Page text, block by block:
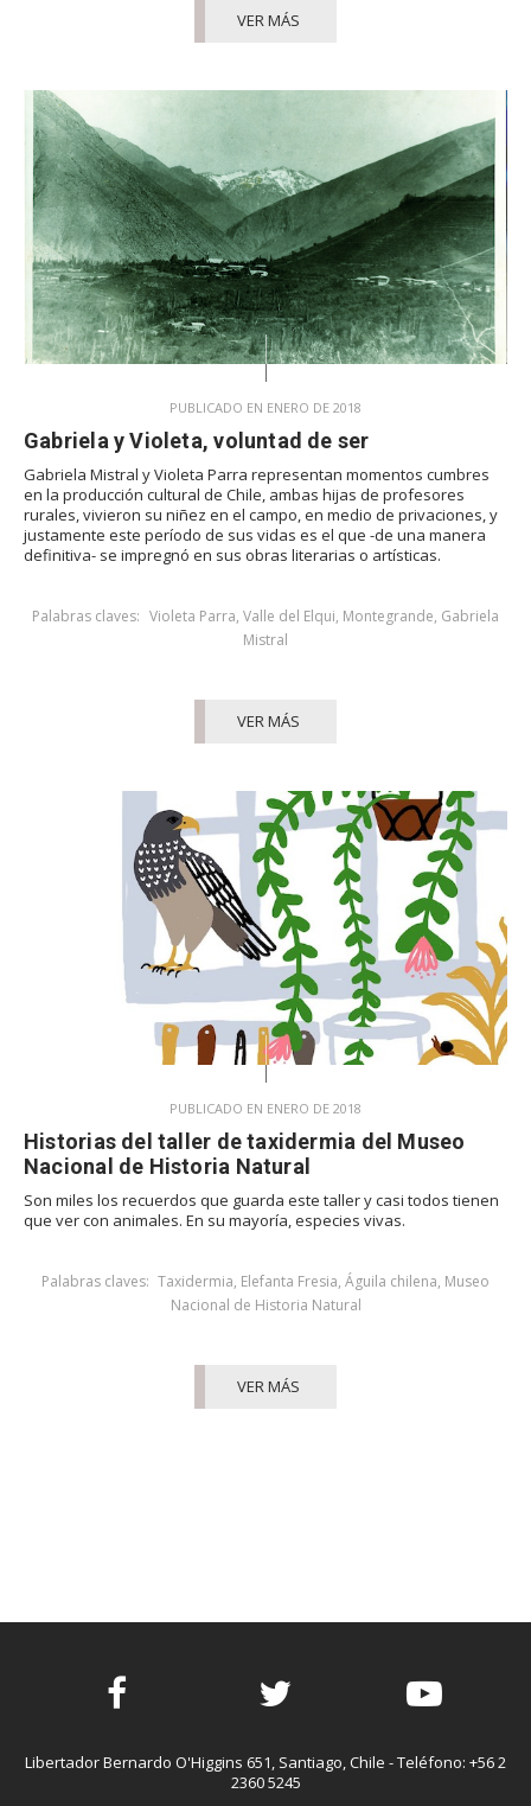
VER MÁS
PUBLICADO EN ENERO DE 2018
Gabriela y Violeta, voluntad de ser
Gabriela Mistral y Violeta Parra representan momentos cumbres
en la producción cultural de Chile, ambas hijas de profesores
rurales, vivieron su niñez en el campo, en medio de privaciones, y
justamente este período de sus vidas es el que -de una manera
definitiva- se impregnó en sus obras literarias o artísticas.
Palabras claves: Violeta Parra, Valle del Elqui, Montegrande, Gabriela
Mistral
VER MÁS
PUBLICADO EN ENERO DE 2018
Historias del taller de taxidermia del Museo
Nacional de Historia Natural
Son miles los recuerdos que guarda este taller y casi todos tienen
que ver con animales. En su mayoría, especies vivas.
Palabras claves: Taxidermia, Elefanta Fresia,Águila chilena, Museo
Nacional de Historia Natural
VER MÁS
Libertador Bernardo O'Higgins 651, Santiago, Chile - Teléfono: +56 2
2360 5245